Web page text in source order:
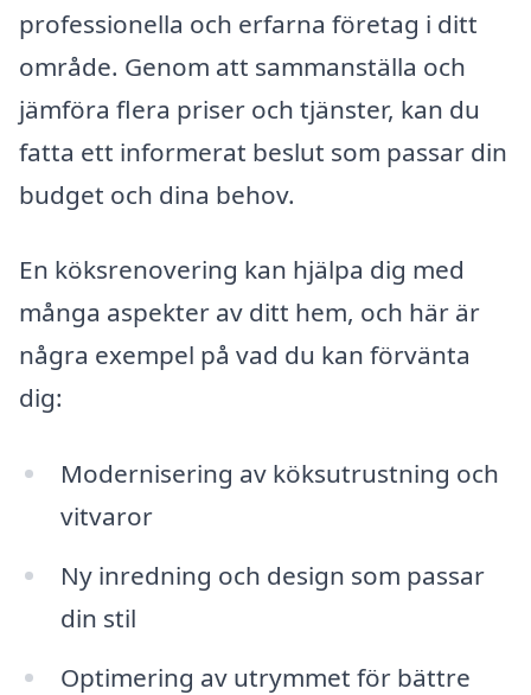
professionella och erfarna företag i ditt
område. Genom att sammanställa och
jämföra flera priser och tjänster, kan du
fatta ett informerat beslut som passar din
budget och dina behov.
En köksrenovering kan hjälpa dig med
många aspekter av ditt hem, och här är
några exempel på vad du kan förvänta
dig:
Modernisering av köksutrustning och
vitvaror
Ny inredning och design som passar
din stil
Optimering av utrymmet för bättre